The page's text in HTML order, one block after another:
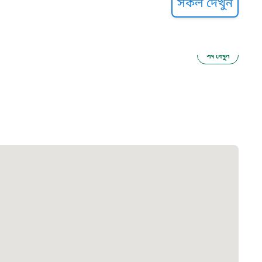
সকল দেখুন
সব দেখুন